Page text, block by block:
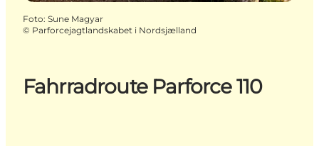
Fahrradroute Parforce 110
Foto: Sune Magyar
© Parforcejagtlandskabet i Nordsjælland